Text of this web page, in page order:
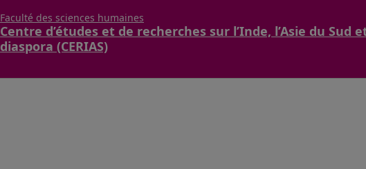
Faculté des sciences humaines
Centre d’études et de recherches sur l’Inde, l’Asie du Sud
diaspora (CERIAS)